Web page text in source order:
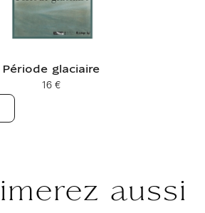
Période glaciaire
Prix ​​actuel
16 €
aussi